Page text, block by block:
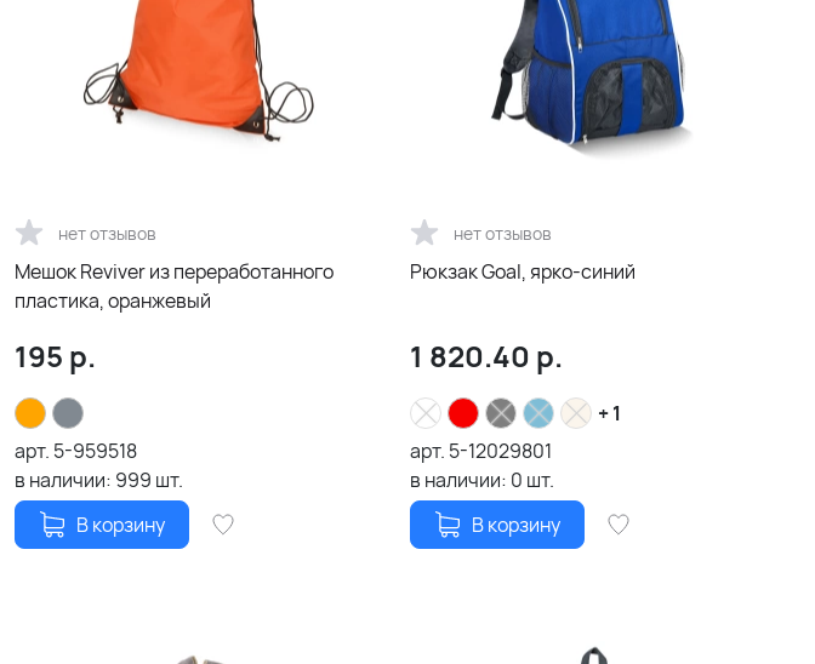
нет отзывов
Мешок Reviver из переработанного
пластика, оранжевый
195 р.
арт. 5-959518
в наличии: 999 шт.
В корзину
нет отзывов
Рюкзак Goal, ярко-синий
1 820.40 р.
+ 1
арт. 5-12029801
в наличии: 0 шт.
В корзину